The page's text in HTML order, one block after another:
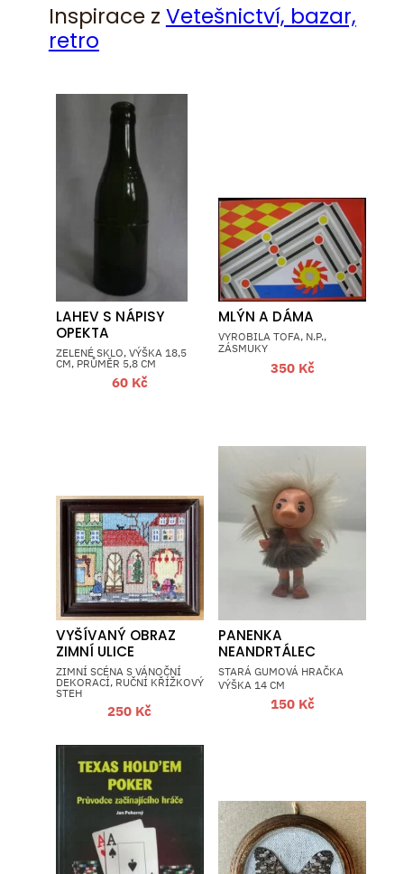
Inspirace z Vetešnictví, bazar,
retro
LAHEV S NÁPISY
OPEKTA
ZELENÉ SKLO, VÝŠKA 18,5
CM, PRŮMĚR 5,8 CM
60 Kč
MLÝN A DÁMA
VYROBILA TOFA, N.P.,
ZÁSMUKY
350 Kč
VYŠÍVANÝ OBRAZ
ZIMNÍ ULICE
ZIMNÍ SCÉNA S VÁNOČNÍ
DEKORACÍ, RUČNÍ KŘÍŽKOVÝ
STEH
250 Kč
PANENKA
NEANDRTÁLEC
STARÁ GUMOVÁ HRAČKA
VÝŠKA 14 CM
150 Kč